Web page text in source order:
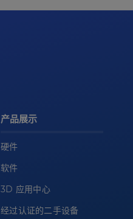
产品展示
硬件
软件
3D 应用中心
经过认证的二手设备